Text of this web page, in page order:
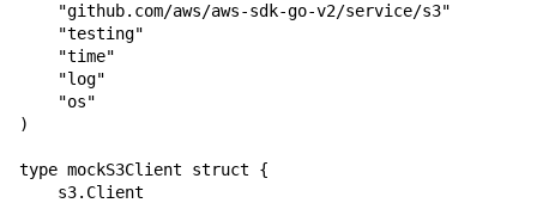
    "github.com/aws/aws-sdk-go-v2/service/s3"
    "testing"
    "time"
    "log"
    "os"
)
type mockS3Client struct {
    s3.Client